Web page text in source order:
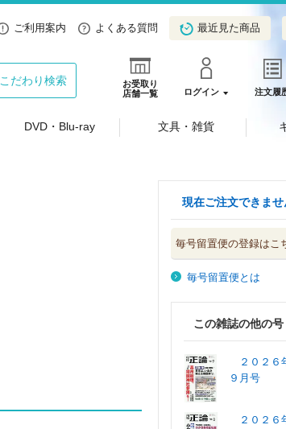
ご利用案内 よくある質問 最近見た商品
お受取り
店舗一覧
ログイン 注文履
こだわり検索
DVD・Blu-ray 文具・雑貨
現在ご注文できませ
毎号留置便の登録はこ
毎号留置便とは
この雑誌の他の号
２０２６
９月号
２０２６